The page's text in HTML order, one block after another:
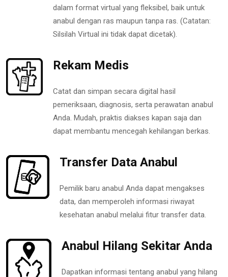
dalam format virtual yang fleksibel, baik untuk
anabul dengan ras maupun tanpa ras. (Catatan:
Silsilah Virtual ini tidak dapat dicetak).
Rekam Medis
Catat dan simpan secara digital hasil
pemeriksaan, diagnosis, serta perawatan anabul
Anda. Mudah, praktis diakses kapan saja dan
dapat membantu mencegah kehilangan berkas.
Transfer Data Anabul
Pemilik baru anabul Anda dapat mengakses
data, dan memperoleh informasi riwayat
kesehatan anabul melalui fitur transfer data.
Anabul Hilang Sekitar Anda
Dapatkan informasi tentang anabul yang hilang